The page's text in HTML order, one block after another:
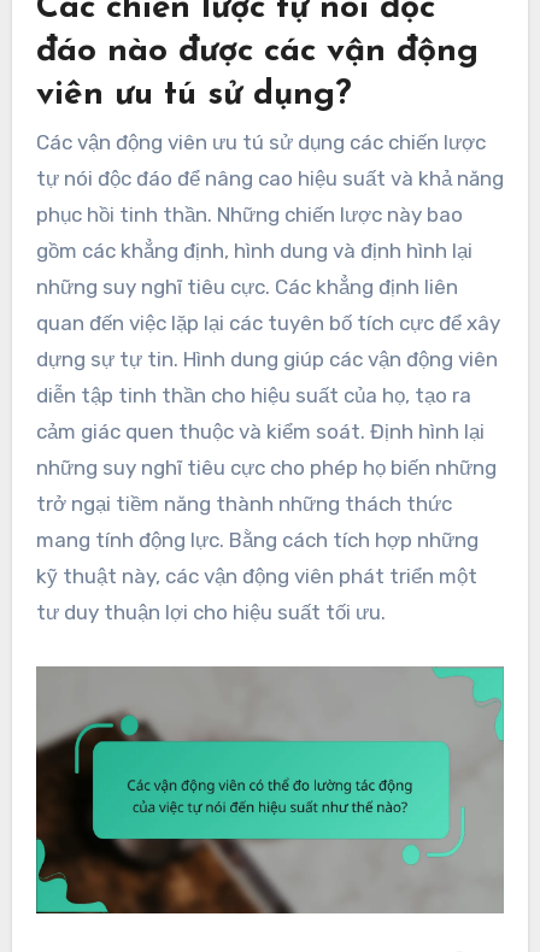
Các chiến lược tự nói độc
đáo nào được các vận động
viên ưu tú sử dụng?
Các vận động viên ưu tú sử dụng các chiến lược
tự nói độc đáo để nâng cao hiệu suất và khả năng
phục hồi tinh thần. Những chiến lược này bao
gồm các khẳng định, hình dung và định hình lại
những suy nghĩ tiêu cực. Các khẳng định liên
quan đến việc lặp lại các tuyên bố tích cực để xây
dựng sự tự tin. Hình dung giúp các vận động viên
diễn tập tinh thần cho hiệu suất của họ, tạo ra
cảm giác quen thuộc và kiểm soát. Định hình lại
những suy nghĩ tiêu cực cho phép họ biến những
trở ngại tiềm năng thành những thách thức
mang tính động lực. Bằng cách tích hợp những
kỹ thuật này, các vận động viên phát triển một
tư duy thuận lợi cho hiệu suất tối ưu.